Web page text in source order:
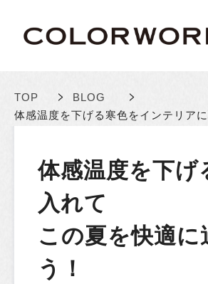
TOP > BLOG >
体感温度を下げる寒色をインテリア
体感温度を下
入れて
この夏を快適
う！